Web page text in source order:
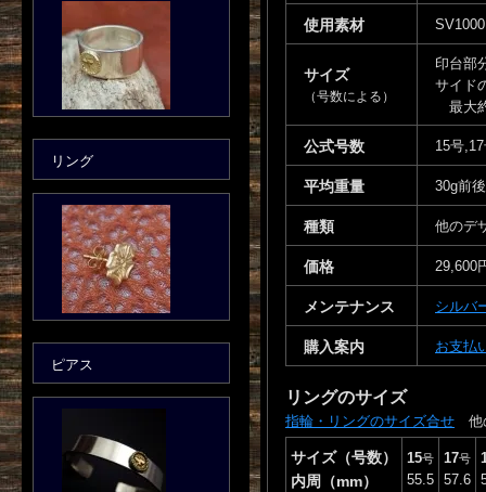
使用素材
サイズ
（号数による）
印台部
サイド
最大
公式号数 15号
平均重量 30g前
種類 他のデ
価格 29,600
メンテナンス シルバ
購入案内 お支払
リングのサイズ
指輪・リングのサイズ合せ 他
サイズ（号数）
内周（mm）
15号
55.5
17号
57.6
リング
ピアス